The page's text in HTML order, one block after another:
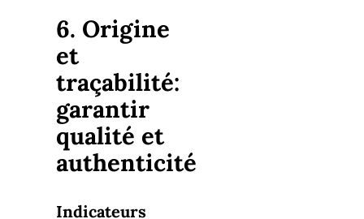
6. Origine
et
traçabilité:
garantir
qualité et
authenticité
Indicateurs